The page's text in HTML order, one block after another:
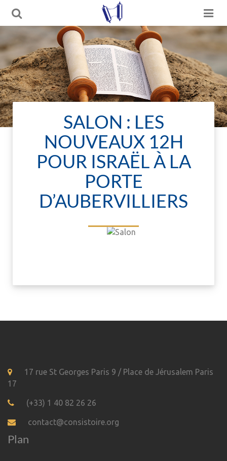
SALON : LES
NOUVEAUX 12H
POUR ISRAËL À LA
PORTE
D’AUBERVILLIERS
17 rue St Georges Paris 9 / Place de Jérusalem Paris
17
(+33) 1 40 82 26 26
contact@consistoire.org
Plan